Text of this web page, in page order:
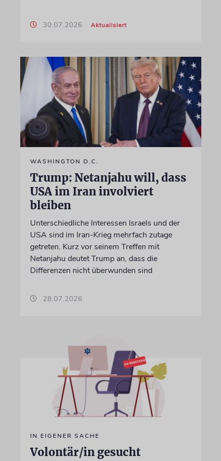
30.07.2026 Aktualisiert
WASHINGTON D.C.
Trump: Netanjahu will, dass
USA im Iran involviert
bleiben
Unterschiedliche Interessen Israels und der
USA sind im Iran-Krieg mehrfach zutage
getreten. Kurz vor seinem Treffen mit
Netanjahu deutet Trump an, dass die
Differenzen nicht überwunden sind
28.07.2026
IN EIGENER SACHE
Volontär/in gesucht